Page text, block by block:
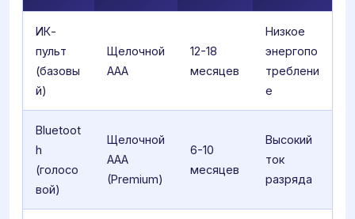
ИК-
пульт
(базовы
й)
Щелочной
AAA
12-18
месяцев
Низкое
энергопо
треблени
е
Bluetoot
h
(голосо
вой)
Щелочной
AAA
(Premium)
6-10
месяцев
Высокий
ток
разряда